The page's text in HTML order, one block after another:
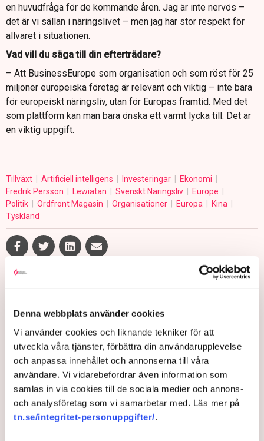
Denna webbplats använder cookies
Vi använder cookies och liknande tekniker för att
utveckla våra tjänster, förbättra din användarupplevelse
och anpassa innehållet och annonserna till våra
användare. Vi vidarebefordrar även information som
samlas in via cookies till de sociala medier och annons-
och analysföretag som vi samarbetar med. Läs mer på
tn.se/integritet-personuppgifter/.
en huvudfråga för de kommande åren. Jag är inte nervös –
det är vi sällan i näringslivet – men jag har stor respekt för
allvaret i situationen.
Vad vill du säga till din efterträdare?
– Att BusinessEurope som organisation och som röst för 25
miljoner europeiska företag är relevant och viktig – inte bara
för europeiskt näringsliv, utan för Europas framtid. Med det
som plattform kan man bara önska ett varmt lycka till. Det är
en viktig uppgift.
Tillväxt Artificiell intelligens Investeringar
Ekonomi
Fredrik Persson
Lewiatan Svenskt Näringsliv
Europe
Politik
Ordfront Magasin Organisationer Europa
Kina
Tyskland
Johanna Allhorn
johanna.allhorn@tn.se
Uppdaterad: 4 aug 2026, 12:04
LÄS ÄVEN
Ledare: Sverige måste hålla emot
EU:s superbudget
4 AUGUSTI 2026 |